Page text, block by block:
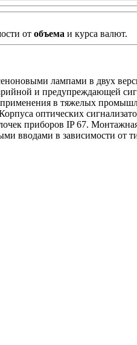
от объема и курса валют.
лампами в двух
и предупреждающей
в тяжелых
оптических
приборов IP 67.
вводами в зависимости от